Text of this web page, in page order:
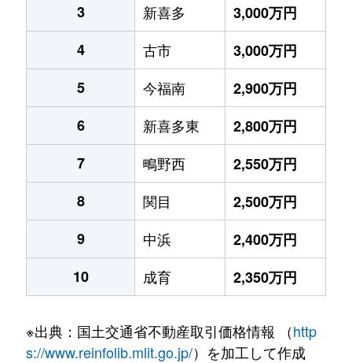
3
新喜多
3,000万円
4
古市
3,000万円
5
今福南
2,900万円
6
新喜多東
2,800万円
7
鴫野西
2,550万円
8
関目
2,500万円
9
中浜
2,400万円
10
成育 2,350万円
※出典：国土交通省不動産取引価格情報 （http
s://www.reinfolib.mlit.go.jp/）を加工して作成